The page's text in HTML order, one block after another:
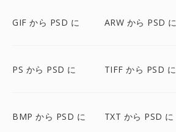
GIF から PSD に ARW から PSD に
PS から PSD に TIFF から PSD に
BMP から PSD に TXT から PSD に